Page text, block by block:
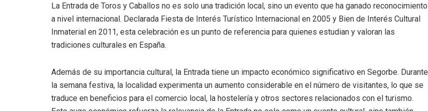
La Entrada de Toros y Caballos no es solo una tradición local, sino un evento que ha ganado reconocimiento
a nivel internacional. Declarada Fiesta de Interés Turístico Internacional en 2005 y Bien de Interés Cultural
Inmaterial en 2011, esta celebración es un punto de referencia para quienes estudian y valoran las
tradiciones culturales en España.
Además de su importancia cultural, la Entrada tiene un impacto económico significativo en Segorbe. Durante
la semana festiva, la localidad experimenta un aumento considerable en el número de visitantes, lo que se
traduce en beneficios para el comercio local, la hostelería y otros sectores relacionados con el turismo.